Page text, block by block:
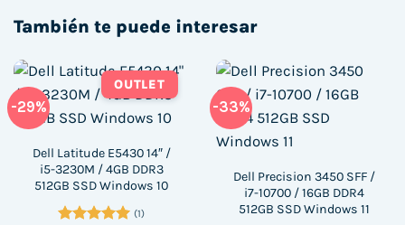
También te puede interesar
-29%
OUTLET
Dell Latitude E5430 14″ /
i5-3230M / 4GB DDR3
512GB SSD Windows 10
(1)
-33%
Dell Precision 3450 SFF /
i7-10700 / 16GB DDR4
512GB SSD Windows 11